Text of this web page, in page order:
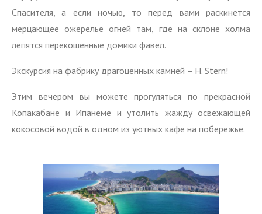
Спасителя, а если ночью, то перед вами раскинется
мерцающее ожерелье огней там, где на склоне холма
лепятся перекошенные домики фавел.
Экскурсия на фабрику драгоценных камней – H. Stern!
Этим вечером вы можете прогуляться по прекрасной
Копакабане и Ипанеме и утолить жажду освежающей
кокосовой водой в одном из уютных кафе на побережье.